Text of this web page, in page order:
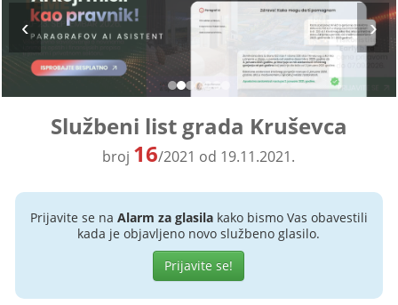
Službeni list grada Kruševca
broj 16/2021 od 19.11.2021.
Prijavite se na Alarm za glasilakako bismo Vas obavestili
kada je objavljeno novo službeno glasilo.
Prijavite se!